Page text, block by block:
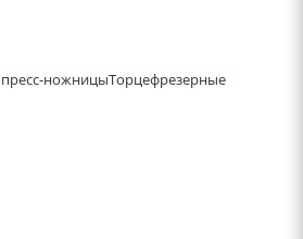
ножницыТорцефрезерные